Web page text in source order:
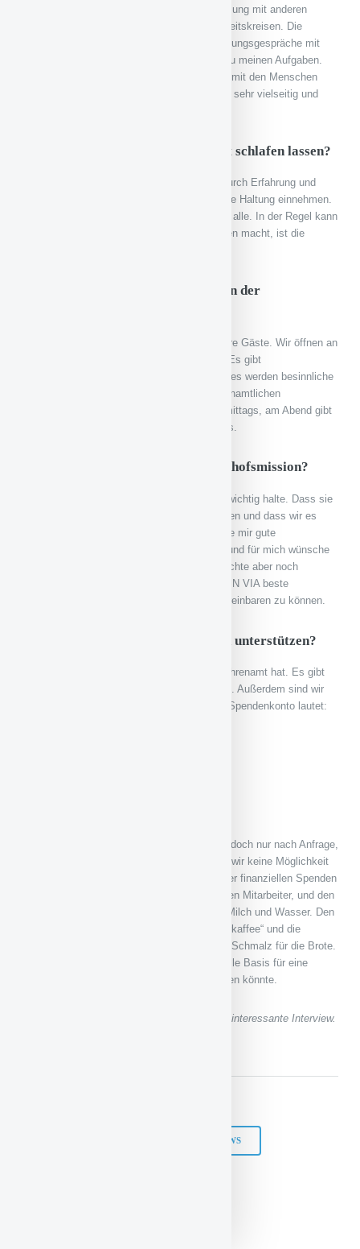
Außerdem kümmere ich mich um die Vernetzung mit anderen
Einrichtungen. Wir sind in verschiedenen Arbeitskreisen. Die
Begleitung von Ehrenamtlichen und die Beratungsgespräche mit
den Gästen gehört selbstverständlich auch zu meinen Aufgaben.
Ich würde gerne viel öfter hier sein und mehr mit den Menschen
arbeiten. Die Arbeit macht sehr viel Spaß, ist sehr vielseitig und
Haben Sie Fälle, die sie nachts nicht schlafen lassen?
Es gibt Fälle, die einen beschäftigen. Aber durch Erfahrung und
meine Ausbildung kann ich eine professionelle Haltung einnehmen.
Wenn ein Gast verstirbt, beschäftigt das uns alle. In der Regel kann
ich aber gut abschalten. Was mir mehr Sorgen macht, ist die
Gibt es auch eine Weihnachtsfeier in der
Ja, wir haben ein Adventsprogramm für unsere Gäste. Wir öffnen an
manchen Tagen im Advent schon um 7 Uhr. Es gibt
Kreativangebote wie malen und basteln oder es werden besinnliche
Texte vorgelesen. Eine unserer ältesten ehrenamtlichen
Mitarbeiterin öffnet extra an Heiligabend vormittags, am Abend gibt
es dann die Weihnachtsfeier im Martinushaus.
Was wünschen Sie sich für die Bahnhofsmission?
Dass es sie noch lange gibt, weil ich sie für wichtig halte. Dass sie
offen bleibt für gesellschaftliche Entwicklungen und dass wir es
schaffen, uns mit zu entwickeln. Ich wünsche mir gute
Arbeitsbedingungen für die Ehrenamtlichen, und für mich wünsche
ich weitere personelle Unterstützung. Ich möchte aber noch
anmerken, dass ich bei meinem Arbeitgeber IN VIA beste
Bedingungen habe, um Familie und Beruf vereinbaren zu können.
Wie kann man die Bahnhofsmission unterstützen?
Wir freuen uns über jeden, der Lust auf ein Ehrenamt hat. Es gibt
also die Möglichkeit der personellen Mitarbeit. Außerdem sind wir
immer dankbar für finanzielle Spenden. Das Spendenkonto lautet:
Sachspenden nehmen wir gerne entgegen, jedoch nur nach Anfrage,
da unsere Räumlichkeiten begrenzt sind und wir keine Möglichkeit
haben, die Dinge zu lagern. Ein großer Teil der finanziellen Spenden
fließt in die Fortbildung unserer ehrenamtlichen Mitarbeiter, und den
Einkauf von Lebensmitteln wie Brot, Butter, Milch und Wasser. Den
Kaffee bekommen wir kostenlos von „Partnerkaffee“ und die
Metzgerei Berger versorgt uns kostenlos mit Schmalz für die Brote.
Wir würden uns wünschen, wenn die finanzielle Basis für eine
weitere hauptamtliche Kraft geschaffen werden könnte.
Liebe Frau Bauer-Böhm, vielen Dank für das interessante Interview.
INTERVIEWS